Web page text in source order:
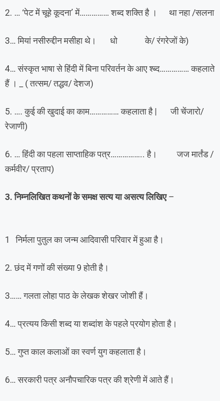
2. … ‘पेट में चूहे कूदना’ में…………… शब्द शक्ति है । था नहा /सलना
3… मियां नसीरुद्दीन मसीहा थे। धो के/ रंगरेजों के)
4… संस्कृत भाषा से हिंदी में बिना परिवर्तन के आए श्ब्द…………… कहलाते
हैं । _ ( तत्सम/ तद्धव/ देशज)
5. …. कुई की खुदाई का काम…………… कहलाता है | जी चेंजारो/
रेजाणी)
6. … हिंदी का पहला साप्ताहिक पत्र…………….. है। जज मार्तंड /
कर्मवीर/ प्रताप)
3. निम्नलिखित कथनों के समक्ष सत्य या असत्य लिखिए–
1 निर्मला पुतुल का जन्म आदिवासी परिवार में हुआ है।
2. छंद में गणों की संख्या 9 होती है।
3…… गलता लोहा पाठ के लेखक शेखर जोशी हैं।
4… प्रत्यय किसी शब्द या शब्दांश के पहले प्रयोग होता है।
5… गुप्त काल कलाओं का स्वर्ण युग कहलाता है।
6… सरकारी पत्र अनौपचारिक पत्र की श्रेणी में आते हैं।